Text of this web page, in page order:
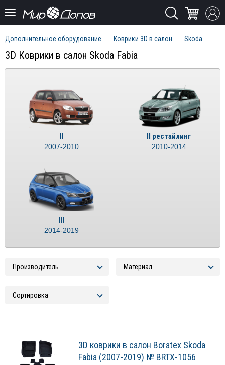
Дополнительное оборудование Коврики 3D в салон Skoda
3D Коврики в салон Skoda Fabia
II
2007-2010
II рестайлинг
2010-2014
III
2014-2019
3D коврики в салон Boratex Skoda
Fabia (2007-2019) № BRTX-1056